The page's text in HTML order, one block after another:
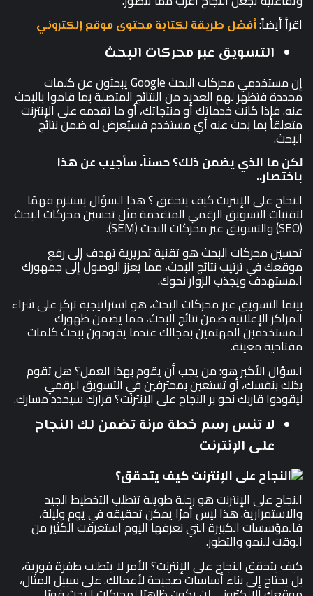
اقرأ أيضاً:أفضل طريقة لكتابة محتوى موقع إلكتروني
التسويق عبر محركات البحث
إن مستخدمي محركات البحث Google يبحثون عن كلمات
محددة فتظهر لهم العديد من النتائج المتصلة بما قاموا بالبحث
عنه. فإذا كانت خدماتك أو منتجاتك، أو ما تقدمه على الإنترنت
متعلقاً بما بحث عنه أيّ مستخدم فسيُعرض له ضمن نتائج
البحث.
لكن ما الذي يضمن ذلك؟ حسناً، سأجيب عن هذا
باختصار..
النجاح على الإنترنت كيف يتحقق ؟ هذا السؤال يستلزم فهمًا
لتقنيات التسويق الرقمي المتقدمة مثل تحسين محركات البحث
(SEO) والتسويق عبر محركات البحث (SEM).
تحسين محركات البحث هو تقنية تحريرية تهدف إلى رفع
موقعك في ترتيب نتائج البحث، مما يعزز الوصول إلى جمهورك
المستهدف ويجذب الزوار نحوك.
بينما التسويق عبر محركات البحث، هو استراتيجية تركز على شراء
المراكز الإعلانية ضمن نتائج البحث، مما يضمن ظهورك
للمستخدمين المهتمين بمجالك عندما يقومون ببحث كلمات
مفتاحية معينة.
السؤال الأكبر هو: من يجب أن يقوم بهذا العمل؟ هل تقوم
بذلك بنفسك، أو تستعين بمحترفين في التسويق الرقمي
ليقودوا قاربك نحو بر النجاح على الإنترنت؟ قرارك سيحدد مسارك.
لا تنس رسم خطة مرنة تضمن لك النجاح
على الإنترنت
النجاح على الإنترنت هو رحلة طويلة تتطلب التخطيط الجيد
والاستمرارية. هذا ليس أمرًا يمكن تحقيقه في يوم وليلة،
فالمؤسسات الكبيرة التي نعرفها اليوم استغرقت الكثير من
الوقت للنمو والتطور.
كيف يتحقق النجاح على الإنترنت؟ الأمر لا يتطلب طفرة فورية،
بل يحتاج إلى بناء أساسات صحيحة لأعمالك. على سبيل المثال،